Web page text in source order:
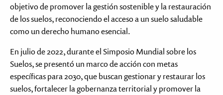
objetivo de promover la gestión sostenible y la restauración
de los suelos, reconociendo el acceso a un suelo saludable
como un derecho humano esencial.
En julio de 2022, durante el Simposio Mundial sobre los
Suelos, se presentó un marco de acción con metas
específicas para 2030, que buscan gestionar y restaurar los
suelos, fortalecer la gobernanza territorial y promover la